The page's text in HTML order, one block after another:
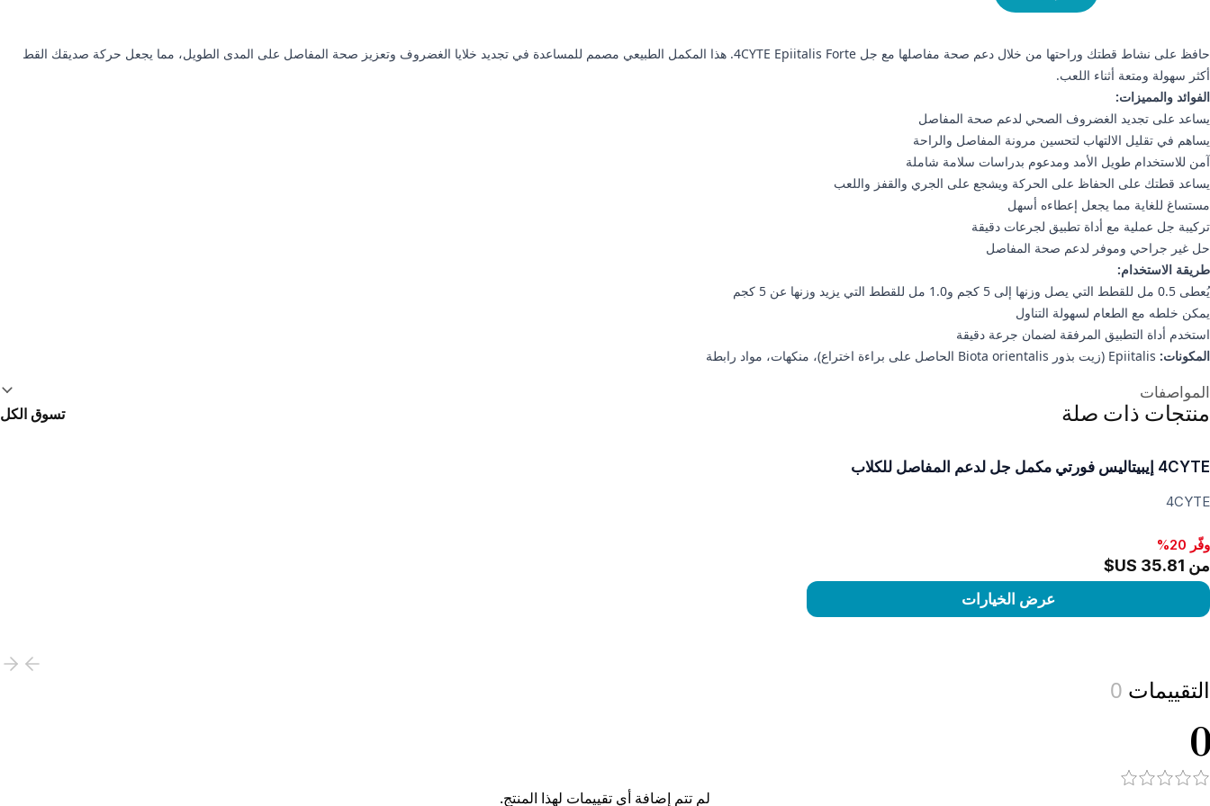
حافظ على نشاط قطتك وراحتها من خلال دعم صحة مفاصلها مع جل 4CYTE Epiitalis Forte. هذا المكمل الطبيعي مصمم للمساعدة في تجديد خلايا الغضروف وتعزيز صحة المفاصل على المدى الطويل، مما يجعل حركة صديقك القط
أكثر سهولة ومتعة أثناء اللعب.
الفوائد والمميزات:
يساعد على تجديد الغضروف الصحي لدعم صحة المفاصل
يساهم في تقليل الالتهاب لتحسين مرونة المفاصل والراحة
آمن للاستخدام طويل الأمد ومدعوم بدراسات سلامة شاملة
يساعد قطتك على الحفاظ على الحركة ويشجع على الجري والقفز واللعب
مستساغ للغاية مما يجعل إعطاءه أسهل
تركيبة جل عملية مع أداة تطبيق لجرعات دقيقة
حل غير جراحي وموفر لدعم صحة المفاصل
طريقة الاستخدام:
يُعطى 0.5 مل للقطط التي يصل وزنها إلى 5 كجم و1.0 مل للقطط التي يزيد وزنها عن 5 كجم
يمكن خلطه مع الطعام لسهولة التناول
استخدم أداة التطبيق المرفقة لضمان جرعة دقيقة
المكونات: Epiitalis (زيت بذور Biota orientalis الحاصل على براءة اختراع)، منكهات، مواد رابطة
المواصفات
منتجات ذات صلة تسوق الكل
4CYTE إيبيتاليس فورتي مكمل جل لدعم المفاصل للكلاب
4CYTE
وفّر 20%
من ‏35.81 US$
عرض الخيارات
التقييمات 0
0
لم تتم إضافة أي تقييمات لهذا المنتج.